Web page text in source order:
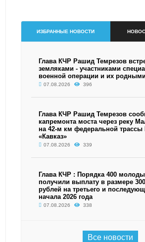
ИЗБРАННЫЕ НОВОСТИ
Глава КЧР Рашид Темрезов
земляками - участниками
военной операции и их
07.08.2026 396
Глава КЧР Рашид Темрезов
капремонта моста через реку
на 42-м км федеральной трассы
«Кавказ»
07.08.2026 339
Глава КЧР : Порядка 400
получили выплату в размере
рублей на третьего и
начала 2026 года
07.08.2026 338
Все новости